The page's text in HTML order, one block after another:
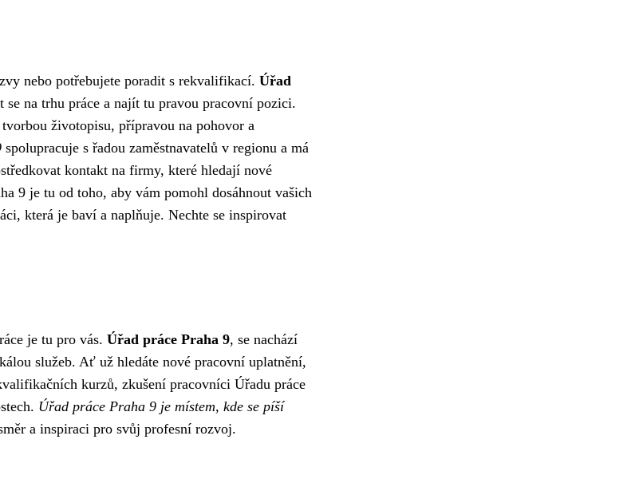
nebo potřebujete poradit s rekvalifikací. Úřad
na trhu práce a najít tu pravou pracovní pozici.
životopisu, přípravou na pohovor a
spolupracuje s řadou zaměstnavatelů v regionu a má
kontakt na firmy, které hledají nové
9 je tu od toho, aby vám pomohl dosáhnout vašich
která je baví a naplňuje. Nechte se inspirovat
je tu pro vás. Úřad práce Praha 9, se nachází
služeb. Ať už hledáte nové pracovní uplatnění,
kurzů, zkušení pracovníci Úřadu práce
Úřad práce Praha 9 je místem, kde se píší
a inspiraci pro svůj profesní rozvoj.